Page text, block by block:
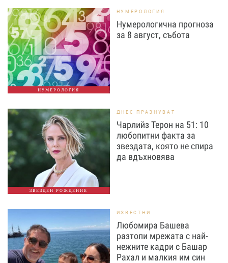
НУМЕРОЛОГИЯ
НУМЕРОЛОГИЯ
Нумерологична прогноза
за 8 август, събота
ЗВЕЗДЕН РОЖДЕНИК
ДНЕС ПРАЗНУВАТ
Чарлийз Терон на 51: 10
любопитни факта за
звездата, която не спира
да вдъхновява
ИЗВЕСТНИ
Любомира Башева
разтопи мрежата с най-
нежните кадри с Башар
Рахал и малкия им син